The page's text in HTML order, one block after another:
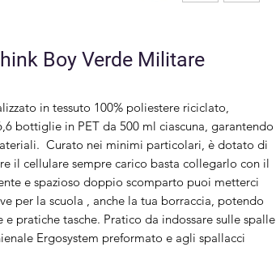
Boy Verde Militare
in tessuto 100% poliestere riciclato,
bottiglie in PET da 500 ml ciascuna, garantendo
Curato nei minimi particolari, è dotato di
il cellulare sempre carico basta collegarlo con il
e spazioso doppio scomparto puoi metterci
per la scuola , anche la tua borraccia, potendo
pratiche tasche. Pratico da indossare sulle spalle
Ergosystem preformato e agli spallacci